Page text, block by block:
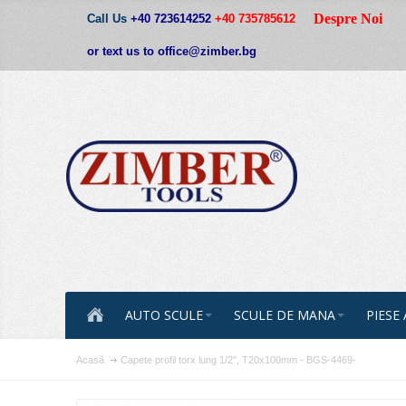
Call Us +40 723614252 +40 735785612
or text us to office@zimber.bg
Despre Noi
AUTO SCULE SCULE DE MANA
Acasă Capete profil torx lung 1/2", Т20х100mm - BGS-4469-